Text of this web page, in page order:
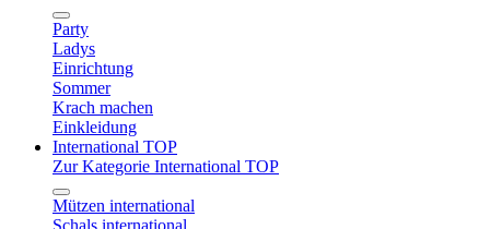
Party
Ladys
Einrichtung
Sommer
Krach machen
Einkleidung
International TOP
Zur Kategorie International TOP
Mützen international
Schals international